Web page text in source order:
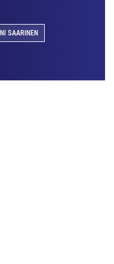
SAARINEN